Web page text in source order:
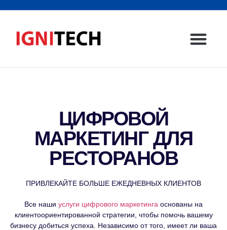
ЦИФРОВОЙ
МАРКЕТИНГ ДЛЯ
РЕСТОРАНОВ
ПРИВЛЕКАЙТЕ БОЛЬШЕ ЕЖЕДНЕВНЫХ КЛИЕНТОВ
Все наши услуги цифрового маркетинга основаны на
клиентоориентированной стратегии, чтобы помочь вашему
бизнесу добиться успеха. Независимо от того, имеет ли ваша